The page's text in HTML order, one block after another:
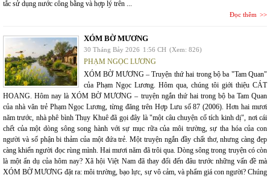
tắc sử dụng nước công bằng và hợp lý trên ...
Đọc thêm
XÓM BỜ MƯƠNG
30 Tháng Bảy 2026 1:56 CH (Xem: 826)
PHẠM NGỌC LƯƠNG
XÓM BỜ MƯƠNG – Truyện thứ hai trong bộ ba "Tam Quan"
của Phạm Ngọc Lương. Hôm qua, chúng tôi giới thiệu CÁT
HOANG. Hôm nay là XÓM BỜ MƯƠNG – truyện ngắn thứ hai trong bộ ba Tam Quan
của nhà văn trẻ Phạm Ngọc Lương, từng đăng trên Hợp Lưu số 87 (2006). Hơn hai mươi
năm trước, nhà phê bình Thụy Khuê đã gọi đây là "một câu chuyện cổ tích kinh dị", nơi cái
chết của một dòng sông song hành với sự mục rữa của môi trường, sự tha hóa của con
người và số phận bi thảm của một đứa trẻ. Một truyện ngắn đầy chất thơ, nhưng càng đẹp
càng khiến người đọc rùng mình. Hai mươi năm đã trôi qua. Dòng sông trong truyện có còn
là một ẩn dụ của hôm nay? Xã hội Việt Nam đã thay đổi đến đâu trước những vấn đề mà
XÓM BỜ MƯƠNG đặt ra: môi trường, bạo lực, sự vô cảm, và phẩm giá con người? Chúng